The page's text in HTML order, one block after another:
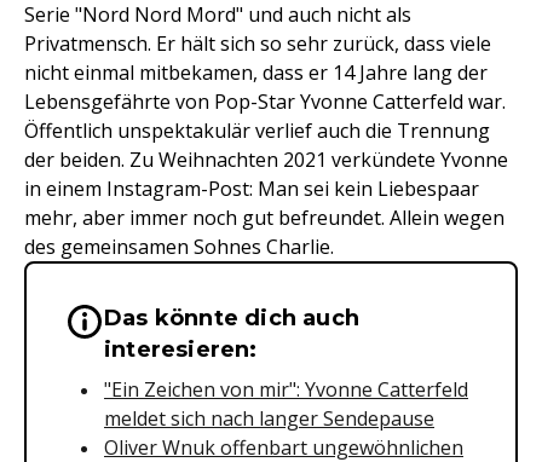
Serie "Nord Nord Mord" und auch nicht als
Privatmensch. Er hält sich so sehr zurück, dass viele
nicht einmal mitbekamen, dass er 14 Jahre lang der
Lebensgefährte von Pop-Star Yvonne Catterfeld war.
Öffentlich unspektakulär verlief auch die Trennung
der beiden. Zu Weihnachten 2021 verkündete Yvonne
in einem Instagram-Post: Man sei kein Liebespaar
mehr, aber immer noch gut befreundet. Allein wegen
des gemeinsamen Sohnes Charlie.
Wichtige Hinweise &
Das könnte dich auch
interesieren:
"Ein Zeichen von mir": Yvonne Catterfeld
meldet sich nach langer Sendepause
Oliver Wnuk offenbart ungewöhnlichen